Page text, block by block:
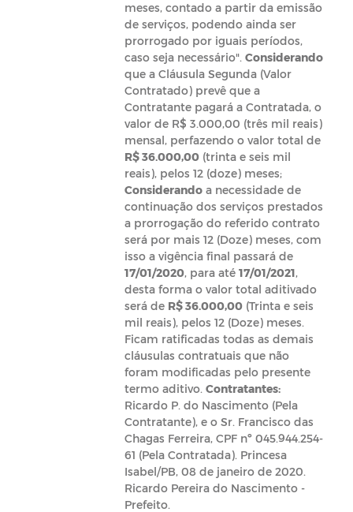
meses, contado a partir da emissão
de serviços, podendo ainda ser
prorrogado por iguais períodos,
caso seja necessário". Considerando
que a Cláusula Segunda (Valor
Contratado) prevê que a
Contratante pagará a Contratada, o
valor de R$ 3.000,00 (três mil reais)
mensal, perfazendo o valor total de
R$ 36.000,00(trinta e seis mil
reais), pelos 12 (doze) meses;
Considerandoa necessidade de
continuação dos serviços prestados
a prorrogação do referido contrato
será por mais 12 (Doze) meses, com
isso a vigência final passará de
17/01/2020, para até 17/01/2021,
desta forma o valor total aditivado
será de R$ 36.000,00(Trinta e seis
mil reais), pelos 12 (Doze) meses.
Ficam ratificadas todas as demais
cláusulas contratuais que não
foram modificadas pelo presente
termo aditivo. Contratantes:
Ricardo P. do Nascimento (Pela
Contratante), e o Sr. Francisco das
Chagas Ferreira, CPF nº 045.944.254-
61 (Pela Contratada). Princesa
Isabel/PB, 08 de janeiro de 2020.
Ricardo Pereira do Nascimento -
Prefeito.